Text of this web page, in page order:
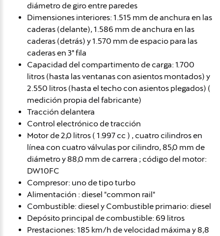
diámetro de giro entre paredes
Dimensiones interiores: 1.515 mm de anchura en las
caderas (delante), 1.586 mm de anchura en las
caderas (detrás) y 1.570 mm de espacio para las
caderas en 3ª fila
Capacidad del compartimento de carga: 1.700
litros (hasta las ventanas con asientos montados) y
2.550 litros (hasta el techo con asientos plegados) (
medición propia del fabricante)
Tracción delantera
Control electrónico de tracción
Motor de 2,0 litros ( 1.997 cc ) , cuatro cilindros en
línea con cuatro válvulas por cilindro, 85,0 mm de
diámetro y 88,0 mm de carrera ; código del motor:
DW10FC
Compresor: uno de tipo turbo
Alimentación : diesel "common rail"
Combustible: diesel y Combustible primario: diesel
Depósito principal de combustible: 69 litros
Prestaciones: 185 km/h de velocidad máxima y 8,8